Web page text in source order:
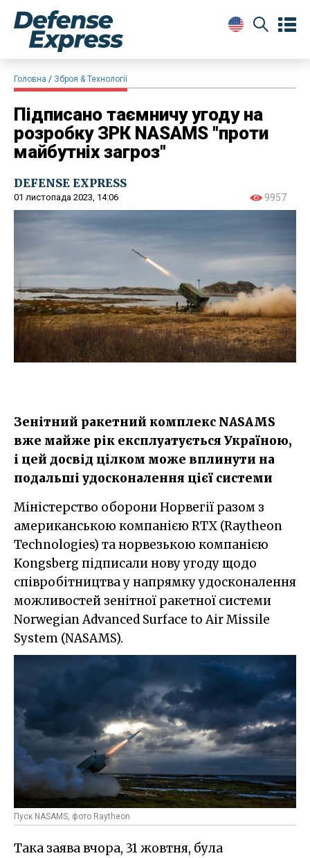
Головна Зброя & Технології
Підписано таємничу угоду на
розробку ЗРК NASAMS "проти
майбутніх загроз"
DEFENSE EXPRESS
01 листопада 2023, 14:06 9957
Зенітний ракетний комплекс NASAMS
вже майже рік експлуатується Україною,
і цей досвід цілком може вплинути на
подальші удосконалення цієї системи
Міністерство оборони Норвегії разом з
американською компанією RTX (Raytheon
Technologies) та норвезькою компанією
Kongsberg підписали нову угоду щодо
співробітництва у напрямку удосконалення
можливостей зенітної ракетної системи
Norwegian Advanced Surface to Air Missile
System (NASAMS).
Пуск NASAMS, фото Raytheon
Така заява вчора, 31 жовтня, була